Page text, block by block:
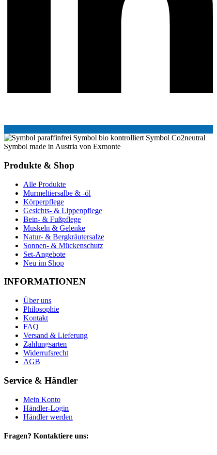
Produkte & Shop
Alle Produkte
Murmeltiersalbe & -öl
Körperpflege
Gesichts- & Lippenpflege
Bein- & Fußpflege
Muskeln & Gelenke
Natur- & Bergkräutersalze
Sonnen- & Mückenschutz
Set-Angebote
Neu im Shop
INFORMATIONEN
Über uns
Philosophie
Kontakt
FAQ
Versand & Lieferung
Zahlungsarten
Widerrufsrecht
AGB
Service & Händler
Mein Konto
Händler-Login
Händler werden
Fragen? Kontaktiere uns: